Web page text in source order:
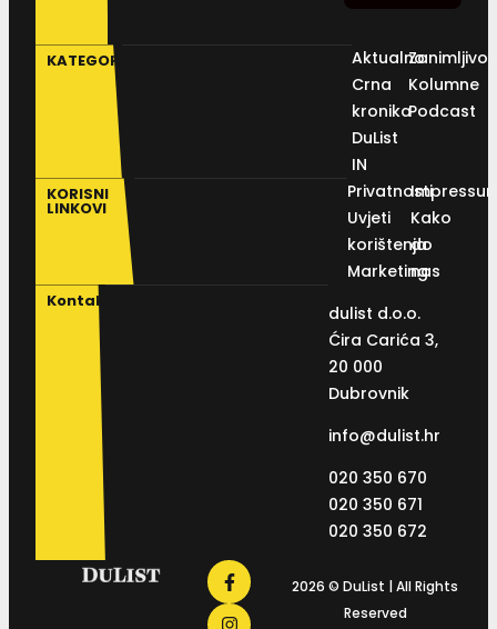
KATEGORIJE
Aktualno
Crna
kronika
DuList
IN
Kolumne
Podcast
KORISNI
LINKOVI
Privatnosti
Uvjeti
korištenja
Marketing
Kako
do
nas
Kontakt
dulist d.o.o.
Ćira Carića 3,
20 000
Dubrovnik
info@dulist.hr
020 350 670
020 350 671
020 350 672
2026 © DuList | All Rights
Reserved